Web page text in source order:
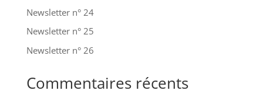
Newsletter n° 24
Newsletter n° 25
Newsletter n° 26
Commentaires récents